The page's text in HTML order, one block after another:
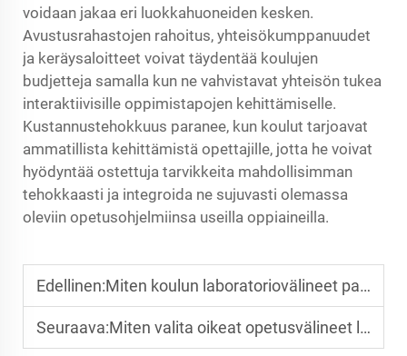
voidaan jakaa eri luokkahuoneiden kesken.
Avustusrahastojen rahoitus, yhteisökumppanuudet
ja keräysaloitteet voivat täydentää koulujen
budjetteja samalla kun ne vahvistavat yhteisön tukea
interaktiivisille oppimistapojen kehittämiselle.
Kustannustehokkuus paranee, kun koulut tarjoavat
ammatillista kehittämistä opettajille, jotta he voivat
hyödyntää ostettuja tarvikkeita mahdollisimman
tehokkaasti ja integroida ne sujuvasti olemassa
oleviin opetusohjelmiinsa useilla oppiaineilla.
Edellinen:Miten koulun laboratoriovälineet parantavat käytännön oppimistaitoja?
Seuraava:Miten valita oikeat opetusvälineet luokkatasollesi ja aineellesi